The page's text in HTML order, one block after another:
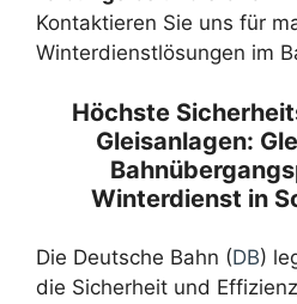
Kontaktieren Sie uns für
Winterdienstlösungen im
Höchste
Gleisanlagen:
Winterdienst in
Die Deutsche Bahn (DB)
die Sicherheit und